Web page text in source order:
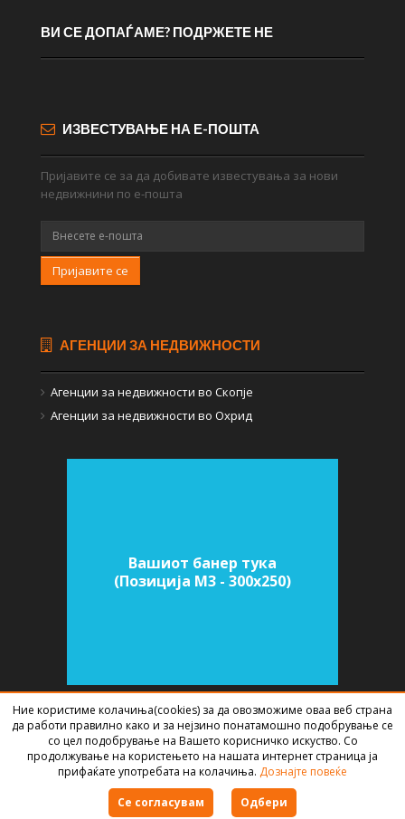
ВИ СЕ ДОПАЃАМЕ? ПОДРЖЕТЕ НЕ
ИЗВЕСТУВАЊЕ НА Е-ПОШТА
Пријавите се за да добивате известувања за нови
недвижнини по е-пошта
Пријавите се
АГЕНЦИИ ЗА НЕДВИЖНОСТИ
Агенции за недвижности во Скопје
Агенции за недвижности во Охрид
Вашиот банер тука
(Позиција M3 - 300х250)
СОФТВЕР ЗА АГЕНЦИИ ЗА НЕДВИЖНИНИ ИЗРАБОТЕН ОД
BEST NET
STUDIO2026
Правила за користење
Ние користиме колачиња(cookies) за да овозможиме оваа веб страна
да работи правилно како и за нејзино понатамошно подобрување се
со цел подобрување на Вашето корисничко искуство. Со
продолжување на користењето на нашата интернет страница ја
прифаќате употребата на колачиња. Дознајте повеќе
Се согласувам
Одбери